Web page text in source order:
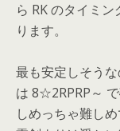
ら RK のタイミ
ります。
最も安定しそう
は 8☆2RPRP～
しめっちゃ難し